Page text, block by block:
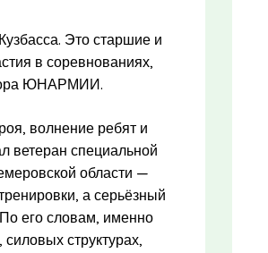
Это старшие и
в соревнованиях,
ЮНАРМИИ.
волнение ребят и
ветеран специальной
области —
а серьёзный
его словам, именно
структурах,